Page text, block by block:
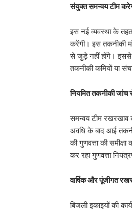
संयुक्त समन्वय टीम
​इस नई व्यवस्था के तहत
करेंगी। इस तकनीकी
से जुड़े नहीं होंगे। इससे
तकनीकी कमियों या
नियमित तकनीकी जांच से
​समन्वय टीम रखरखाव
अवधि के बाद आई
की गुणवत्ता की
कर रहा गुणवत्ता
वार्षिक और पूंजीगत
​बिजली इकाइयों की